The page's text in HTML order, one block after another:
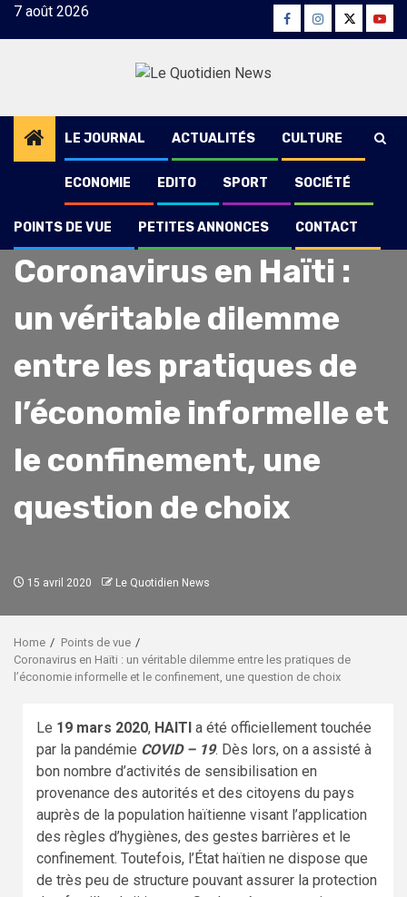
Skip7 août 2026 Facebook
Instagram
Twitter
LE JOURNAL ACTUALITÉS CULTURE
ECONOMIE EDITO SPORT SOCIÉTÉ
POINTS DE VUE PETITES ANNONCES CONTACT
Points de vue
Coronavirus en Haïti :
un véritable dilemme
entre les pratiques de
l’économie informelle et
le confinement, une
question de choix
15 avril 2020 Le Quotidien News
Home
Points de vue
Coronavirus en Haïti : un véritable dilemme entre les pratiques de
l’économie informelle et le confinement, une question de choix
Le 19 mars 2020, HAITI a été officiellement touchée
par la pandémie COVID – 19. Dès lors, on a assisté à
bon nombre d’activités de sensibilisation en
provenance des autorités et des citoyens du pays
auprès de la population haïtienne visant l’application
des règles d’hygiènes, des gestes barrières et le
confinement. Toutefois, l’État haïtien ne dispose que
de très peu de structure pouvant assurer la protection